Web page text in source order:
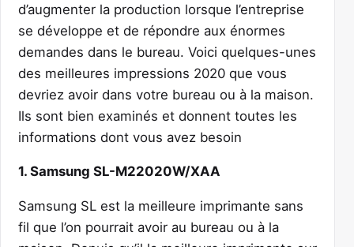
d’augmenter la production lorsque l’entreprise
se développe et de répondre aux énormes
demandes dans le bureau. Voici quelques-unes
des meilleures impressions 2020 que vous
devriez avoir dans votre bureau ou à la maison.
Ils sont bien examinés et donnent toutes les
informations dont vous avez besoin
1. Samsung SL-M22020W/XAA
Samsung SL est la meilleure imprimante sans
fil que l’on pourrait avoir au bureau ou à la